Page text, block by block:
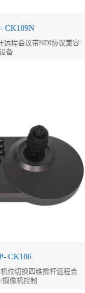
CK109N
远程会议带NDI协议兼容
备
CK106
位切换四维摇杆远程会
像机控制